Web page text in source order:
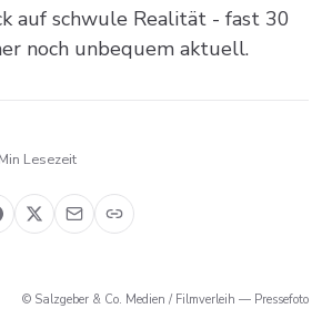
auf schwule Realität - fast 30
noch unbequem aktuell.
Min Lesezeit
© Salzgeber & Co. Medien / Filmverleih — Pressefoto